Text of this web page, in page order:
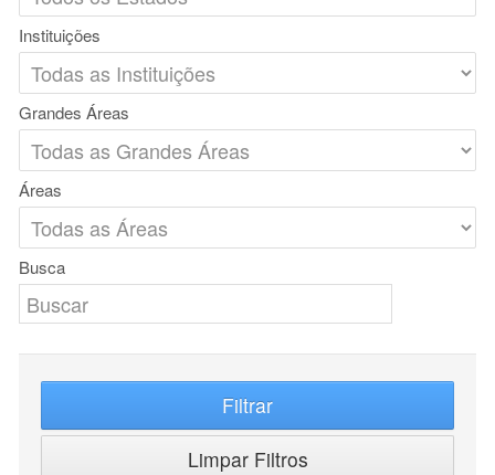
Instituições
Grandes Áreas
Áreas
Busca
Filtrar
Limpar Filtros